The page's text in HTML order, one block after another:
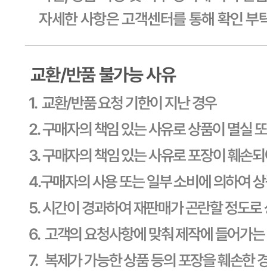
판매자 상호
CJ프레시웨이
타) 씨제이프레시웨이
연락처
사업자
603-81-11270
신고번호
상품 고시 정보
식품의 유형
생산자
소재지